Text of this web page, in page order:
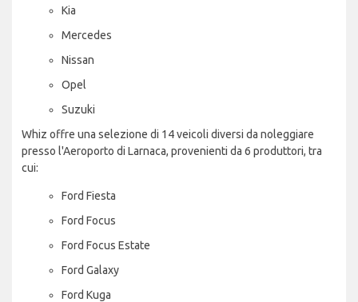
Kia
Mercedes
Nissan
Opel
Suzuki
Whiz offre una selezione di 14 veicoli diversi da noleggiare
presso l'Aeroporto di Larnaca, provenienti da 6 produttori, tra
cui:
Ford Fiesta
Ford Focus
Ford Focus Estate
Ford Galaxy
Ford Kuga